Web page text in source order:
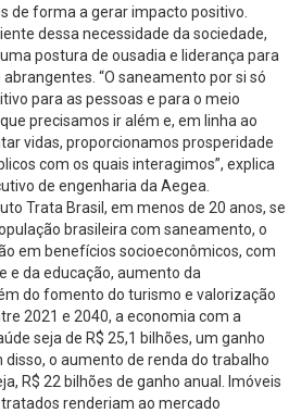
de forma a gerar impacto positivo.
dessa necessidade da sociedade,
postura de ousadia e liderança para
“O saneamento por si só
para as pessoas e para o meio
precisamos ir além e, em linha ao
vidas, proporcionamos prosperidade
com os quais interagimos”, explica
de engenharia da Aegea.
Trata Brasil, em menos de 20 anos, se
brasileira com saneamento, o
em benefícios socioeconômicos, com
e da educação, aumento da
do fomento do turismo e valorização
2021 e 2040, a economia com a
seja de R$ 25,1 bilhões, um ganho
disso, o aumento de renda do trabalho
R$ 22 bilhões de ganho anual. Imóveis
renderiam ao mercado